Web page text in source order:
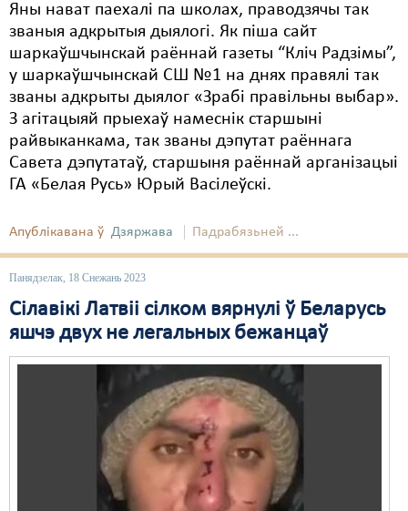
Яны нават паехалі па школах, праводзячы так
званыя адкрытыя дыялогі. Як піша сайт
шаркаўшчынскай раённай газеты “Кліч Радзімы”,
у шаркаўшчынскай СШ №1 на днях правялі так
званы адкрыты дыялог «Зрабі правільны выбар».
З агітацыяй прыехаў намеснік старшыні
райвыканкама, так званы дэпутат раённага
Савета дэпутатаў, старшыня раённай арганізацыі
ГА «Белая Русь» Юрый Васілеўскі.
Апублікавана ў Дзяржава Падрабязьней ...
Панядзелак, 18 Снежань 2023
Сілавікі Латвіі сілком вярнулі ў Беларусь
яшчэ двух не легальных бежанцаў